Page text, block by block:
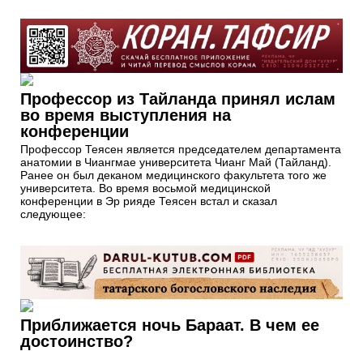
Профессор из Тайланда принял ислам
во время выступления на
конференции
Профессор Теясен является председателем департамента
анатомии в Чиангмае университета Чианг Май (Тайланд).
Ранее он был деканом медицинского факультета того же
университета. Во время восьмой медицинской
конференции в Эр рияде Теясен встал и сказал
следующее:
Приближается ночь Бараат. В чем ее
достоинство?